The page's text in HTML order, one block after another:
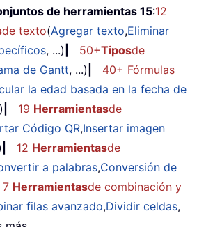
de herramientas 15:12
de texto(Agregar texto,Eliminar
, ...) 50+Tiposde
de Gantt, ...)
40+ Fórmulas
la edad basada en la fecha de
19 Herramientasde
Código QR,Insertar imagen
12 Herramientasde
a palabras,Conversión de
7 Herramientasde combinación y
filas avanzado,Dividir celdas,